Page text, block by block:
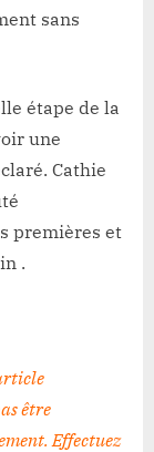
sans
étape de la
une
Cathie
premières et
.
être
Effectuez